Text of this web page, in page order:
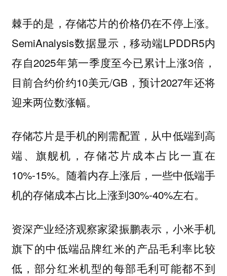
棘手的是，存储芯片的价格仍在不停上涨。
SemiAnalysis数据显示，移动端LPDDR5内
存自2025年第一季度至今已累计上涨3倍，
目前合约价约10美元/GB，预计2027年还将
迎来两位数涨幅。
存储芯片是手机的刚需配置，从中低端到高
端、旗舰机，存储芯片成本占比一直在
10%-15%。随着内存上涨后，一些中低端手
机的存储成本占比上涨到30%-40%左右。
资深产业经济观察家梁振鹏表示，小米手机
旗下的中低端品牌红米的产品毛利率比较
低， 部分红米机型的每部毛利可能都不到